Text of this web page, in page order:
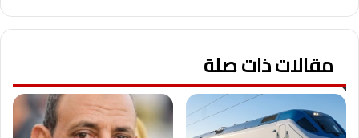
والصناعية
المحافظة
مقالات ذات صلة